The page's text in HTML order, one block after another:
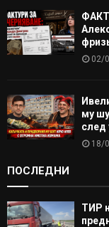
02/
му
след
18/
ПОСЛЕДНИ
ТИР